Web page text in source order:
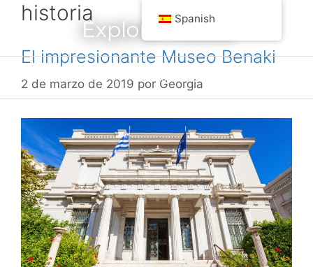
saltar
Explora Grecia
Menú
historia
El impresionante Museo Benaki
2 de marzo de 2019 por Georgia
Spanish